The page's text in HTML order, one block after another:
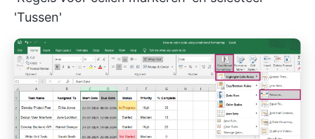
'Tussen'